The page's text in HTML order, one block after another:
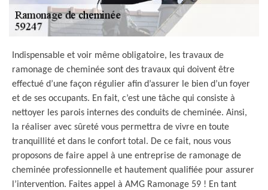
Indispensable et voir même obligatoire, les travaux de
ramonage de cheminée sont des travaux qui doivent être
effectué d’une façon régulier afin d’assurer le bien d’un foyer
et de ses occupants. En fait, c’est une tâche qui consiste à
nettoyer les parois internes des conduits de cheminée. Ainsi,
la réaliser avec sûreté vous permettra de vivre en toute
tranquillité et dans le confort total. De ce fait, nous vous
proposons de faire appel à une entreprise de ramonage de
cheminée professionnelle et hautement qualifiée pour assurer
l’intervention. Faites appel à AMG Ramonage 59 ! En tant